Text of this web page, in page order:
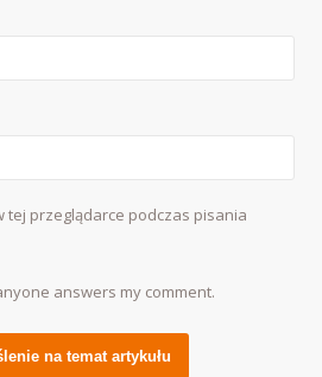
tej przeglądarce podczas pisania
answers my comment.